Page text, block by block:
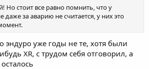
Но стоит все равно помнить, что у
даже за аварию не считается, у них это
эндуро уже годы не те, хотя были
ХR, с трудом себя отговорил, а